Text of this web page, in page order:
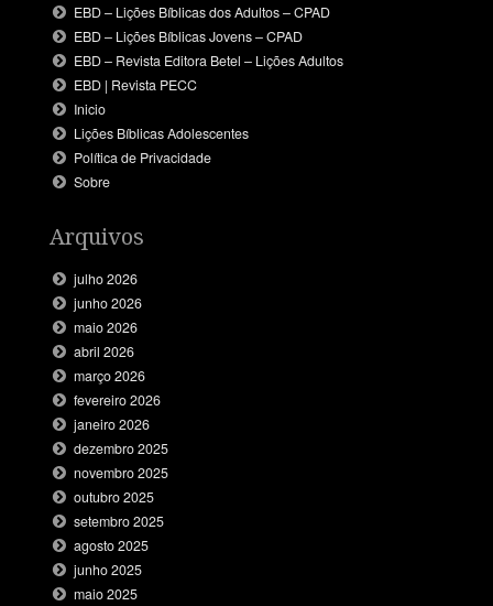
EBD – Lições Bíblicas dos Adultos – CPAD
EBD – Lições Bíblicas Jovens – CPAD
EBD – Revista Editora Betel – Lições Adultos
EBD | Revista PECC
Inicio
Lições Bíblicas Adolescentes
Política de Privacidade
Sobre
Arquivos
julho 2026
junho 2026
maio 2026
abril 2026
março 2026
fevereiro 2026
janeiro 2026
dezembro 2025
novembro 2025
outubro 2025
setembro 2025
agosto 2025
junho 2025
maio 2025